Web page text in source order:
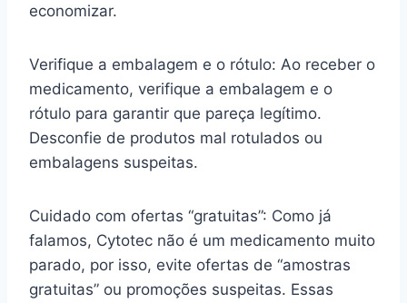
economizar.
Verifique a embalagem e o rótulo: Ao receber o
medicamento, verifique a embalagem e o
rótulo para garantir que pareça legítimo.
Desconfie de produtos mal rotulados ou
embalagens suspeitas.
Cuidado com ofertas “gratuitas”: Como já
falamos, Cytotec não é um medicamento muito
parado, por isso, evite ofertas de “amostras
gratuitas” ou promoções suspeitas. Essas